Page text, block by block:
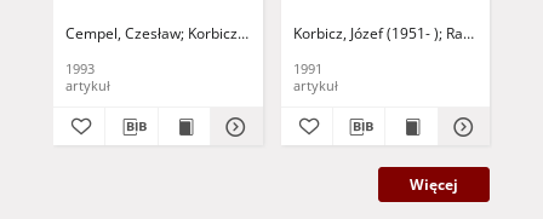
Cempel, Czesław Korbicz, Józef (1951- ) - red. Cempel, Czesław - red.
1993
artykuł
Korbicz, Józef (1951- ) Ramirez, W.
1991
artykuł
Więcej